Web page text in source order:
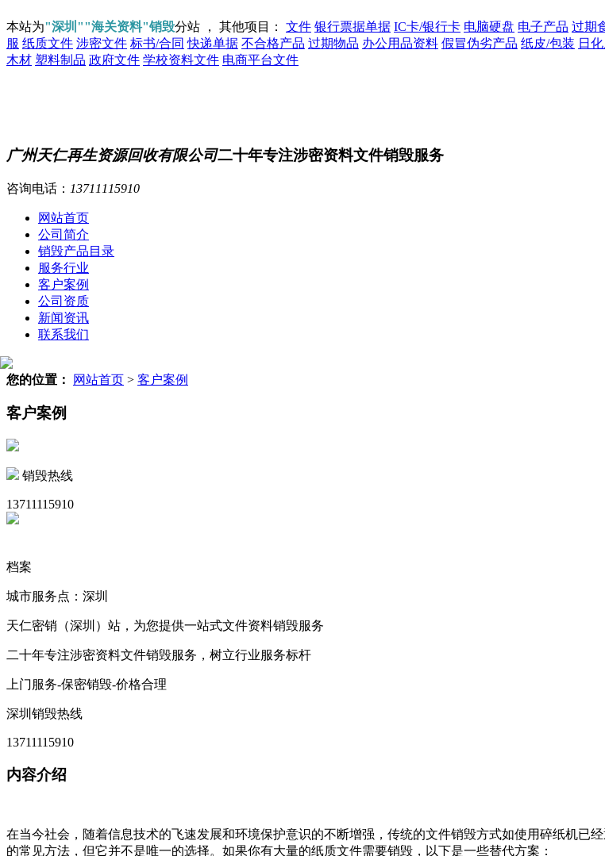
本站为"深圳""海关资料"销毁分站 ， 其他项目： 文件 银行票据单据 IC卡/银行卡 电脑硬盘 电子产品 过期
服 纸质文件 涉密文件 标书/合同 快递单据 不合格产品 过期物品 办公用品资料 假冒伪劣产品 纸皮/包装 日
木材 塑料制品 政府文件 学校资料文件 电商平台文件
广州天仁再生资源回收有限公司二十年专注涉密资料文件销毁服务
咨询电话： 13711115910
网站首页
公司简介
销毁产品目录
服务行业
客户案例
公司资质
新闻资讯
联系我们
您的位置： 网站首页 > 客户案例
客户案例
销毁热线
13711115910
档案
城市服务点：深圳
天仁密销（深圳）站，为您提供一站式文件资料销毁服务
二十年专注涉密资料文件销毁服务，树立行业服务标杆
上门服务-保密销毁-价格合理
深圳销毁热线
13711115910
内容介绍
在当今社会，随着信息技术的飞速发展和环境保护意识的不断增强，传统的文件销毁方式如使用碎纸机已
的常见方法，但它并不是唯一的选择。如果你有大量的纸质文件需要销毁，以下是一些替代方案：